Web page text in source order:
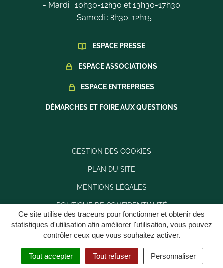
Ce site utilise des traceurs pour fonctionner et obtenir des
statistiques d'utilisation afin améliorer l'utilisation, vous pouvez
contrôler ceux que vous souhaitez activer.
Tout accepter Tout refuser Personnaliser
MENU RECHERCHE
- Mardi : 10h30-12h30 et 13h30-17h30
- Samedi : 8h30-12h15
ESPACE PRESSE
ESPACE ASSOCIATIONS
ESPACE ENTREPRISES
DÉMARCHES ET FOIRE AUX QUESTIONS
GESTION DES COOKIES
PLAN DU SITE
MENTIONS LÉGALES
POLITIQUE DE CONFIDENTIALITÉ
ACCESSIBILITÉ : PARTIELLEMENT CONFORME